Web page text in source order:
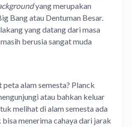
yang merupakan
Bang atau Dentuman Besar.
yang datang dari masa
berusia sangat muda
alam semesta? Planck
atau bahkan keluar
melihat di alam semesta ada
bisa menerima cahaya dari jarak